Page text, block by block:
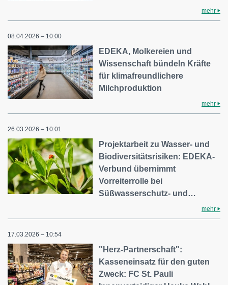
mehr
08.04.2026 – 10:00
EDEKA, Molkereien und
Wissenschaft bündeln Kräfte
für klimafreundlichere
Milchproduktion
mehr
26.03.2026 – 10:01
Projektarbeit zu Wasser- und
Biodiversitätsrisiken: EDEKA-
Verbund übernimmt
Vorreiterrolle bei
Süßwasserschutz- und…
mehr
17.03.2026 – 10:54
"Herz-Partnerschaft":
Kasseneinsatz für den guten
Zweck: FC St. Pauli